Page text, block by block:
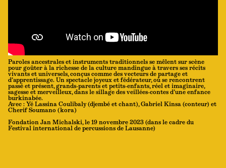
Paroles ancestrales et instruments traditionnels se mêlent sur scène
pour goûter à la richesse de la culture mandingue à travers ses récits
vivants et universels, conçus comme des vecteurs de partage et
d’apprentissage. Un spectacle joyeux et fédérateur, où se rencontrent
passé et présent, grands-parents et petits-enfants, réel et imaginaire,
sagesse et merveilleux, dans le sillage des veillées-contes d’une enfance
burkinabée.
Avec : Yé Lassina Coulibaly (djembé et chant), Gabriel Kinsa (conteur) et
Cherif Soumano (kora)
Fondation Jan Michalski, le 19 novembre 2023 (dans le cadre du
Festival international de percussions de Lausanne)